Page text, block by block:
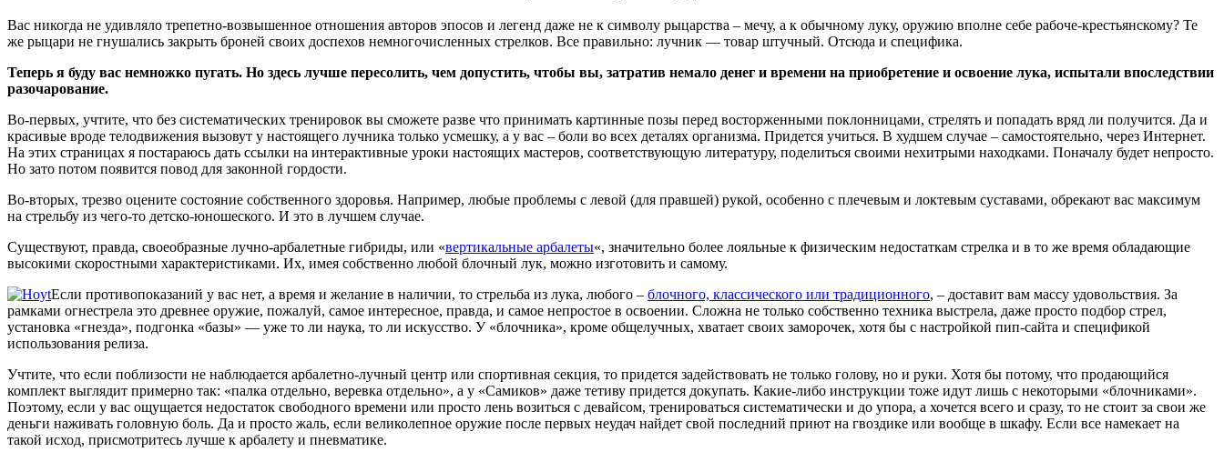
Вас никогда не удивляло трепетно-возвышенное отношения авторов эпосов и легенд даже не к символу рыцарства – мечу, а к обычному луку, оружию вполне себе рабоче-крестьянскому? Те
же рыцари не гнушались закрыть броней своих доспехов немногочисленных стрелков. Все правильно: лучник — товар штучный. Отсюда и специфика.
Теперь я буду вас немножко пугать. Но здесь лучше пересолить, чем допустить, чтобы вы, затратив немало денег и времени на приобретение и освоение лука, испытали впоследствии
разочарование.
Во-первых, учтите, что без систематических тренировок вы сможете разве что принимать картинные позы перед восторженными поклонницами, стрелять и попадать вряд ли получится. Да и
красивые вроде телодвижения вызовут у настоящего лучника только усмешку, а у вас – боли во всех деталях организма. Придется учиться. В худшем случае – самостоятельно, через Интернет.
На этих страницах я постараюсь дать ссылки на интерактивные уроки настоящих мастеров, соответствующую литературу, поделиться своими нехитрыми находками. Поначалу будет непросто.
Но зато потом появится повод для законной гордости.
Во-вторых, трезво оцените состояние собственного здоровья. Например, любые проблемы с левой (для правшей) рукой, особенно с плечевым и локтевым суставами, обрекают вас максимум
на стрельбу из чего-то детско-юношеского. И это в лучшем случае.
Существуют, правда, своеобразные лучно-арбалетные гибриды, или «вертикальные арбалеты«, значительно более лояльные к физическим недостаткам стрелка и в то же время обладающие
высокими скоростными характеристиками. Их, имея собственно любой блочный лук, можно изготовить и самому.
Если противопоказаний у вас нет, а время и желание в наличии, то стрельба из лука, любого – блочного, классического или традиционного, – доставит вам массу удовольствия. За
рамками огнестрела это древнее оружие, пожалуй, самое интересное, правда, и самое непростое в освоении. Сложна не только собственно техника выстрела, даже просто подбор стрел,
установка «гнезда», подгонка «базы» — уже то ли наука, то ли искусство. У «блочника», кроме общелучных, хватает своих заморочек, хотя бы с настройкой пип-сайта и спецификой
использования релиза.
Учтите, что если поблизости не наблюдается арбалетно-лучный центр или спортивная секция, то придется задействовать не только голову, но и руки. Хотя бы потому, что продающийся
комплект выглядит примерно так: «палка отдельно, веревка отдельно», а у «Самиков» даже тетиву придется докупать. Какие-либо инструкции тоже идут лишь с некоторыми «блочниками».
Поэтому, если у вас ощущается недостаток свободного времени или просто лень возиться с девайсом, тренироваться систематически и до упора, а хочется всего и сразу, то не стоит за свои же
деньги наживать головную боль. Да и просто жаль, если великолепное оружие после первых неудач найдет свой последний приют на гвоздике или вообще в шкафу. Если все намекает на
такой исход, присмотритесь лучше к арбалету и пневматике.